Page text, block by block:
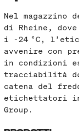
Nel
di Rheine,
i -24 °C,
avvenire con
in condizioni
tracciabilità
catena del
etichettatori
Group.